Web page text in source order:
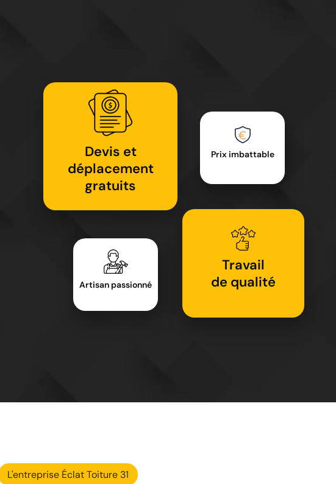
Devis et
déplacement
gratuits
Artisan passionné
Prix imbattable
Travail
de qualité
L'entreprise Éclat Toiture 31